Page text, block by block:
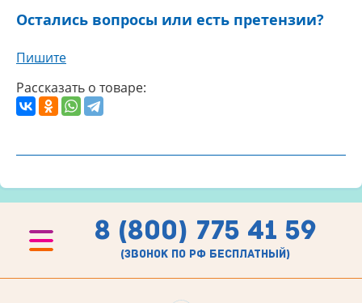
Остались вопросы или есть претензии?
Пишите
Рассказать о товаре:
8 (800) 775 41 59
(звонок по рф бесплатный)